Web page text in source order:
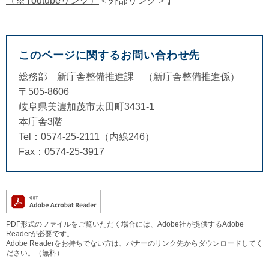
このページに関するお問い合わせ先
総務部 新庁舎整備推進課
新庁舎整備推進係
〒505-8606
岐阜県美濃加茂市太田町3431-1
本庁舎3階
Tel：0574-25-2111（内線246）
Fax：0574-25-3917
PDF形式のファイルをご覧いただく場合には、Adobe社が提供するAdobe
Readerが必要です。
Adobe Readerをお持ちでない方は、バナーのリンク先からダウンロードしてく
ださい。（無料）